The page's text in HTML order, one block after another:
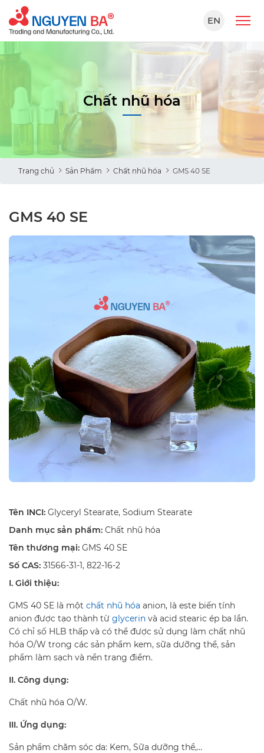
EN
Chất nhũ hóa
Trang chủ Sản Phẩm Chất nhũ hóa GMS 40 SE
GMS 40 SE
Tên INCI: Glyceryl Stearate, Sodium Stearate
Danh mục sản phẩm: Chất nhũ hóa
Tên thương mại: GMS 40 SE
Số CAS: 31566-31-1, 822-16-2
I. Giới thiệu:
GMS 40 SE là một chất nhũ hóa anion, là este biến tính
anion được tạo thành từ glycerin và acid stearic ép ba lần.
Có chỉ số HLB thấp và có thể được sử dụng làm chất nhũ
hóa O/W trong các sản phẩm kem, sữa dưỡng thể, sản
phẩm làm sạch và nền trang điểm.
II. Công dụng:
Chất nhũ hóa O/W.
III. Ứng dụng:
Sản phẩm chăm sóc da: Kem, Sữa dưỡng thể,…